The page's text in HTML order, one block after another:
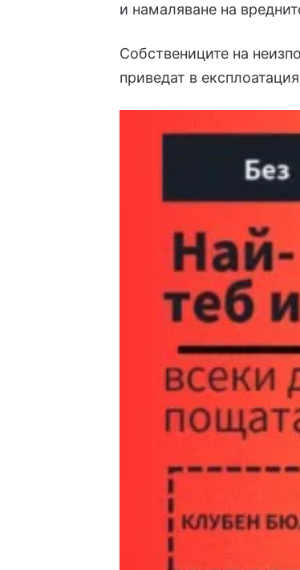
и намаляване на
Собствениците на
приведат в